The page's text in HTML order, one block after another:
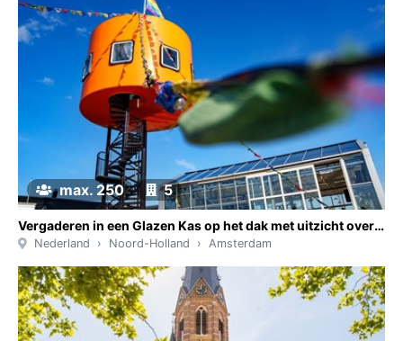
max. 250 5
Vergaderen in een Glazen Kas op het dak met uitzicht over de skyline van Amsterdam en het IJ
Nederland Noord-Holland Amsterdam